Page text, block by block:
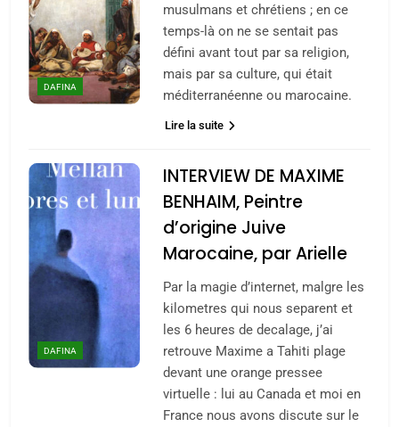
DAFINA
musulmans et chrétiens ; en ce
temps-là on ne se sentait pas
défini avant tout par sa religion,
mais par sa culture, qui était
méditerranéenne ou marocaine.
Lire la suite
DAFINA
INTERVIEW DE MAXIME
BENHAIM, Peintre
d’origine Juive
Marocaine, par Arielle
Par la magie d’internet, malgre les
kilometres qui nous separent et
les 6 heures de decalage, j’ai
retrouve Maxime a Tahiti plage
devant une orange pressee
virtuelle : lui au Canada et moi en
France nous avons discute sur le